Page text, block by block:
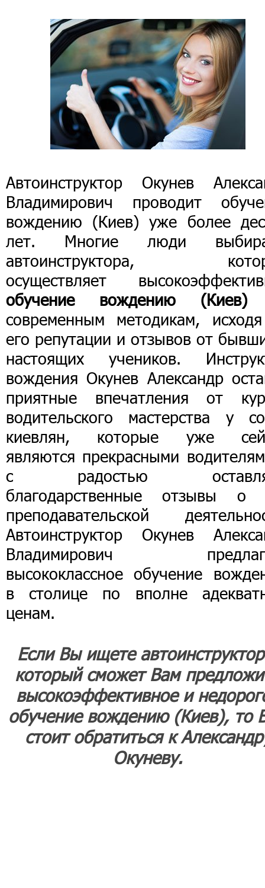
Автоинструктор Окунев
Владимирович проводит
вождению (Киев) уже более
лет. Многие люди
автоинструктора,
осуществляет
обучение вождению (Киев)
современным методикам,
его репутации и отзывов от
настоящих учеников.
вождения Окунев Александр
приятные впечатления от
водительского мастерства у
киевлян, которые уже
являются прекрасными
с радостью
благодарственные отзывы о
преподавательской
Автоинструктор Окунев
Владимирович
высококлассное обучение
в столице по вполне
ценам.
Если Вы ищете
который сможет Вам
высокоэффективное и
обучение вождению (Киев), то
стоит обратиться к
Окуневу.